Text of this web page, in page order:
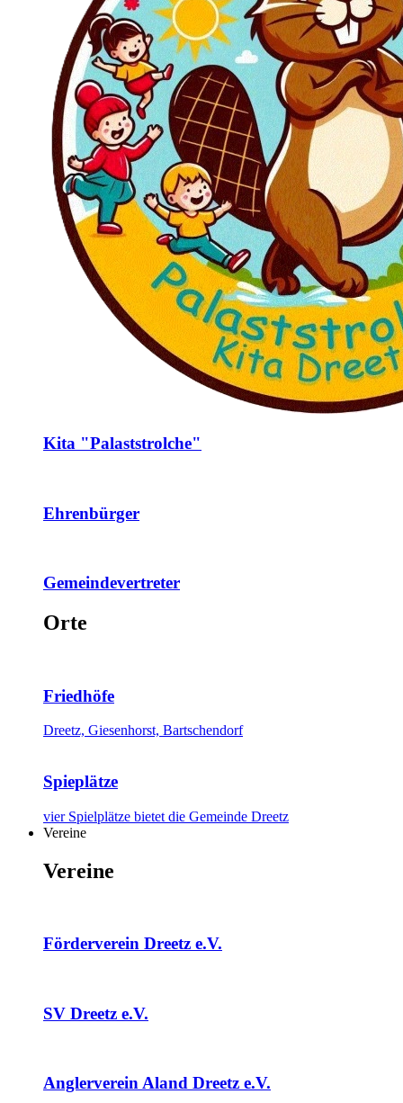
Kita "Palaststrolche"
Ehrenbürger
Gemeindevertreter
Orte
Friedhöfe
Dreetz, Giesenhorst, Bartschendorf
Spieplätze
vier Spielplätze bietet die Gemeinde Dreetz
Vereine
Vereine
Förderverein Dreetz e.V.
SV Dreetz e.V.
Anglerverein Aland Dreetz e.V.